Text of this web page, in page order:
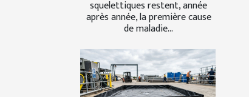
squelettiques restent, année
après année, la première cause
de maladie...